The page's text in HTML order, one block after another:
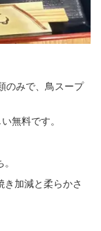
のみで、鳥スープ
無料です。
加減と柔らかさ